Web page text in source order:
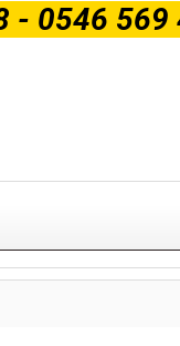
- 0546 569